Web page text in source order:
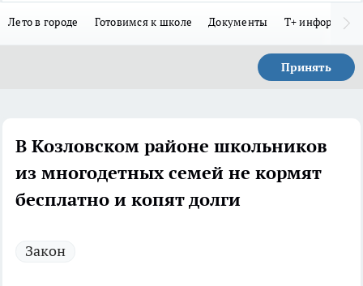
Лето в городе Готовимся к школе Документы Т+
Принять
В Козловском районе школьников
из многодетных семей не кормят
бесплатно и копят долги
Закон